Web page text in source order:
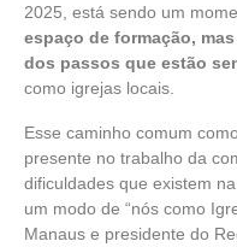
2025, está sendo um
espaço de formação,
dos passos que estão
como igrejas locais.
Esse caminho comum
presente no trabalho da
dificuldades que existem
um modo de “nós como
Manaus e presidente do